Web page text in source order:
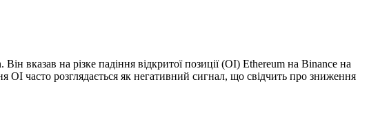
вказав на різке падіння відкритої позиції (OI) Ethereum на Binance на
часто розглядається як негативний сигнал, що свідчить про зниження